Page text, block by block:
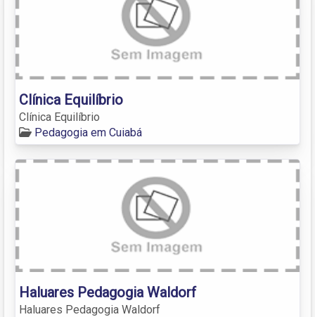
Clínica Equilíbrio
Clínica Equilíbrio
Pedagogia em Cuiabá
Haluares Pedagogia Waldorf
Haluares Pedagogia Waldorf